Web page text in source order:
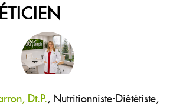
Dt.P., Nutritionniste-Diététiste,
CARRIÈRES
RECETTES
BOUTIQUE
CHRONIQUES